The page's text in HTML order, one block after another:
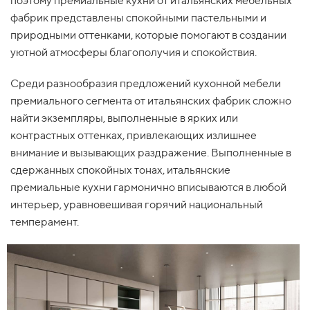
фабрик представлены спокойными пастельными и
природными оттенками, которые помогают в создании
уютной атмосферы благополучия и спокойствия.
Среди разнообразия предложений кухонной мебели
премиального сегмента от итальянских фабрик сложно
найти экземпляры, выполненные в ярких или
контрастных оттенках, привлекающих излишнее
внимание и вызывающих раздражение. Выполненные в
сдержанных спокойных тонах, итальянские
премиальные кухни гармонично вписываются в любой
интерьер, уравновешивая горячий национальный
темперамент.